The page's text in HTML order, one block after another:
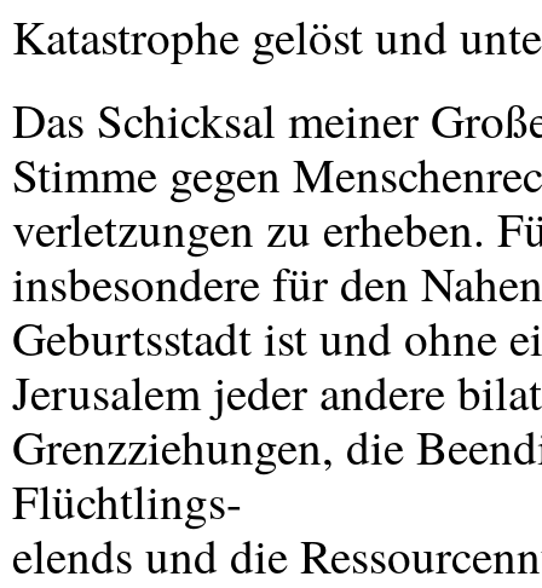
Katastrophe gelöst und
Das Schicksal meiner
Stimme gegen
verletzungen zu erheben.
insbesondere für den
Geburtsstadt ist und ohne
Jerusalem jeder andere
Grenzziehungen, die
Flüchtlings-
elends und die